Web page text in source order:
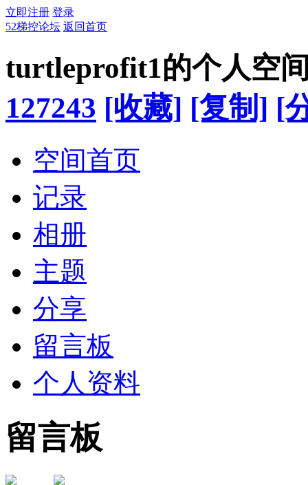
立即注册 登录
52梯控论坛 返回首页
turtleprofit1的个人空
127243 [收藏] [复制] [
空间首页
记录
相册
主题
分享
留言板
个人资料
留言板